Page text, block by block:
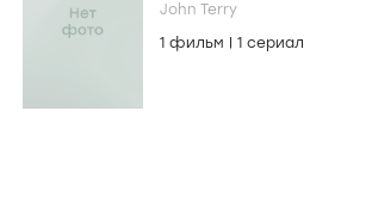
John Terry
1 фильм
1 сериал